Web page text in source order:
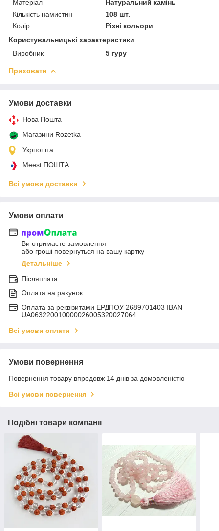
Матеріал
Натуральний камінь
Кількість намистин
108 шт.
Колір
Різні кольори
Користувальницькі характеристики
Виробник
5 гуру
Приховати
Умови доставки
Нова Пошта
Магазини Rozetka
Укрпошта
Meest ПОШТА
Всі умови доставки
Умови оплати
Ви отримаєте замовлення
або гроші повернуться на вашу картку
Детальніше
Післяплата
Оплата на рахунок
Оплата за реквізитами ЕРДПОУ 2689701403 IBAN
UA063220010000026005320027064
Всі умови оплати
Умови повернення
Повернення товару впродовж 14 днів за домовленістю
Всі умови повернення
Подібні товари компанії